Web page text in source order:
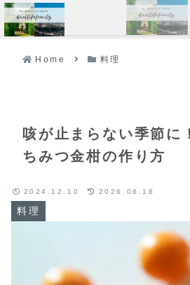
Home 料理
咳が止まらない季節に
ちみつ金柑の作り方
料理
2024.12.10 2026.06.18
メニュー